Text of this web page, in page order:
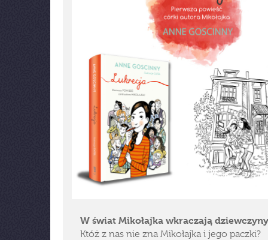
W świat Mikołajka wkraczają
Któż z nas nie zna Mikołajka i jego paczki?